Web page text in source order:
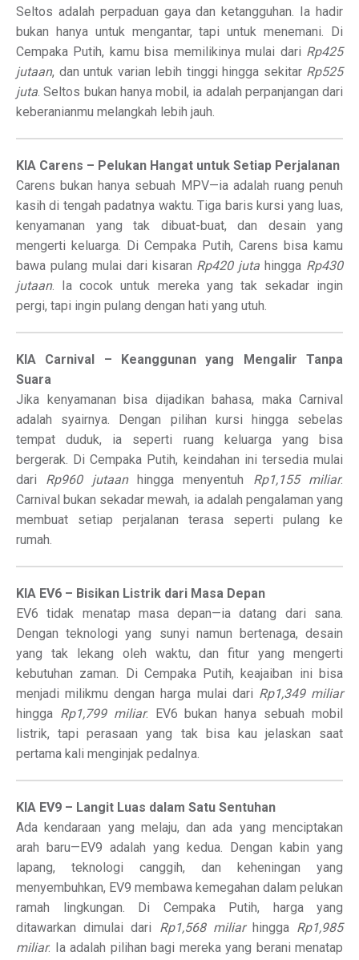
Seltos adalah perpaduan gaya dan ketangguhan. Ia hadir
bukan hanya untuk mengantar, tapi untuk menemani. Di
Cempaka Putih, kamu bisa memilikinya mulai dari Rp425
jutaan, dan untuk varian lebih tinggi hingga sekitar Rp525
juta. Seltos bukan hanya mobil, ia adalah perpanjangan dari
keberanianmu melangkah lebih jauh.
KIA Carens – Pelukan Hangat untuk Setiap Perjalanan
Carens bukan hanya sebuah MPV—ia adalah ruang penuh
kasih di tengah padatnya waktu. Tiga baris kursi yang luas,
kenyamanan yang tak dibuat-buat, dan desain yang
mengerti keluarga. Di Cempaka Putih, Carens bisa kamu
bawa pulang mulai dari kisaran Rp420 juta hingga Rp430
jutaan. Ia cocok untuk mereka yang tak sekadar ingin
pergi, tapi ingin pulang dengan hati yang utuh.
KIA Carnival – Keanggunan yang Mengalir Tanpa
Suara
Jika kenyamanan bisa dijadikan bahasa, maka Carnival
adalah syairnya. Dengan pilihan kursi hingga sebelas
tempat duduk, ia seperti ruang keluarga yang bisa
bergerak. Di Cempaka Putih, keindahan ini tersedia mulai
dari Rp960 jutaanhingga menyentuh Rp1,155 miliar.
Carnival bukan sekadar mewah, ia adalah pengalaman yang
membuat setiap perjalanan terasa seperti pulang ke
rumah.
KIA EV6 – Bisikan Listrik dari Masa Depan
EV6 tidak menatap masa depan—ia datang dari sana.
Dengan teknologi yang sunyi namun bertenaga, desain
yang tak lekang oleh waktu, dan fitur yang mengerti
kebutuhan zaman. Di Cempaka Putih, keajaiban ini bisa
menjadi milikmu dengan harga mulai dari Rp1,349 miliar
hingga Rp1,799 miliar. EV6 bukan hanya sebuah mobil
listrik, tapi perasaan yang tak bisa kau jelaskan saat
pertama kali menginjak pedalnya.
KIA EV9 – Langit Luas dalam Satu Sentuhan
Ada kendaraan yang melaju, dan ada yang menciptakan
arah baru—EV9 adalah yang kedua. Dengan kabin yang
lapang, teknologi canggih, dan keheningan yang
menyembuhkan, EV9 membawa kemegahan dalam pelukan
ramah lingkungan. Di Cempaka Putih, harga yang
ditawarkan dimulai dari Rp1,568 miliarhingga Rp1,985
miliar. Ia adalah pilihan bagi mereka yang berani menatap